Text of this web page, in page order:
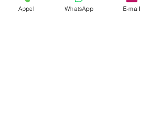
Appel WhatsApp E-mail